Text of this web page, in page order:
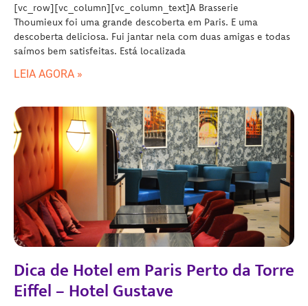
[vc_row][vc_column][vc_column_text]A Brasserie
Thoumieux foi uma grande descoberta em Paris. E uma
descoberta deliciosa. Fui jantar nela com duas amigas e todas
saímos bem satisfeitas. Está localizada
LEIA AGORA »
Dica de Hotel em Paris Perto da Torre
Eiffel – Hotel Gustave